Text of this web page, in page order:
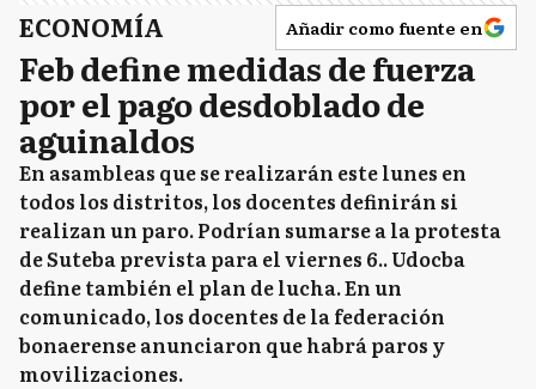
ECONOMÍA Añadir como fuente en
Feb define medidas de fuerza
por el pago desdoblado de
aguinaldos
En asambleas que se realizarán este lunes en
todos los distritos, los docentes definirán si
realizan un paro. Podrían sumarse a la protesta
de Suteba prevista para el viernes 6.. Udocba
define también el plan de lucha. En un
comunicado, los docentes de la federación
bonaerense anunciaron que habrá paros y
movilizaciones.